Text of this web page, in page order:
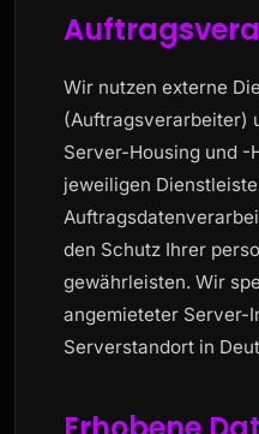
Wir nutzen externe
(Auftragsverarbeiter)
Server-Housing und -
jeweiligen
den Schutz Ihrer
gewährleisten. Wir
angemieteter Server-
Serverstandort in